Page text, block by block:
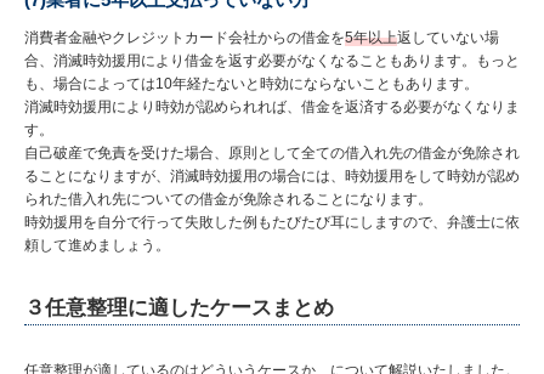
消費者金融やクレジットカード会社からの借金を5年以上返していない場
合、消滅時効援用により借金を返す必要がなくなることもあります。もっと
も、場合によっては10年経たないと時効にならないこともあります。
消滅時効援用により時効が認められれば、借金を返済する必要がなくなりま
す。
自己破産で免責を受けた場合、原則として全ての借入れ先の借金が免除され
ることになりますが、消滅時効援用の場合には、時効援用をして時効が認め
られた借入れ先についての借金が免除されることになります。
時効援用を自分で行って失敗した例もたびたび耳にしますので、弁護士に依
頼して進めましょう。
３任意整理に適したケースまとめ